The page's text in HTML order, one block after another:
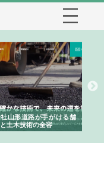
株式会社東京シー・エム・シー
のGISインフラ管理システム導
入メリット